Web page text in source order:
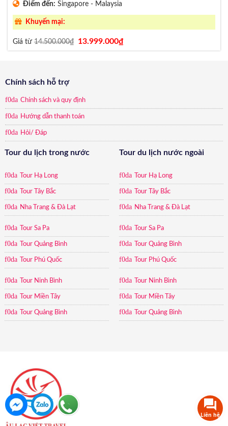
Điểm đến: Singapore - Malaysia
Khuyến mại:
Giá từ14.500.000₫
Giá
là:
13.999.000₫Giá
hiện
tại
Chính sách hỗ trợ
Chính sách và quy định
Hướng dẫn thanh toán
Hỏi/ Đáp
Tour du lịch trong nước
Tour Hạ Long
Tour Tây Bắc
Nha Trang & Đà Lạt
Tour Sa Pa
Tour Quảng Bình
Tour Phú Quốc
Tour Ninh Bình
Tour Miền Tây
Tour Quảng Bình
Tour du lịch nước ngoài
Tour Hạ Long
Tour Tây Bắc
Nha Trang & Đà Lạt
Tour Sa Pa
Tour Quảng Bình
Tour Phú Quốc
Tour Ninh Bình
Tour Miền Tây
Tour Quảng Bình
Liên hệ